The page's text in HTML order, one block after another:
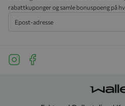
rabattkuponger og samle bonuspoeng på
See our Instagram
See our Facebook